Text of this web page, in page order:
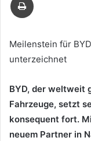
Meilenstein für
unterzeichnet
BYD, der weltweit
Fahrzeuge, setzt
konsequent fort.
neuem Partner in